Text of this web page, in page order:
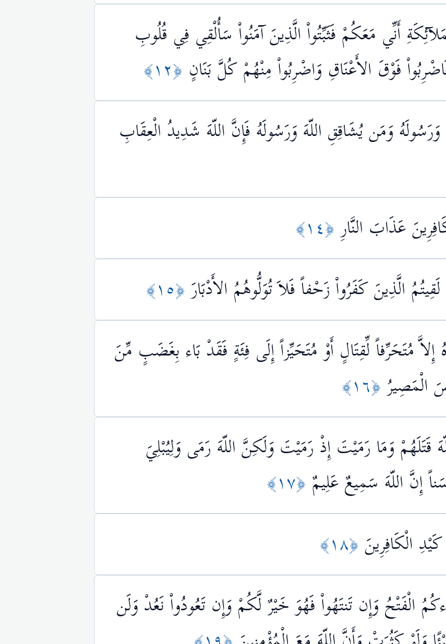
أَنِّي مَعَكُمْ فَثَبِّتُواْ الَّذِينَ آمَنُواْ سَأُلْقِي فِي قُلُوبِ
فَوْقَ الأَعْنَاقِ وَاضْرِبُواْ مِنْهُمْ كُلَّ بَنَانٍ ﴿١٢﴾
وَرَسُولَهُ وَمَن يُشَاقِقِ اللّهَ وَرَسُولَهُ فَإِنَّ اللّهَ شَدِيدُ الْعِقَابِ
عَذَابَ النَّارِ﴿١٤﴾
لَقِيتُمُ الَّذِينَ كَفَرُواْ زَحْفاً فَلاَ تُوَلُّوهُمُ الأَدْبَارَ﴿١٥﴾
إِلاَّ مُتَحَرِّفاً لِّقِتَالٍ أَوْ مُتَحَيِّزاً إِلَى فِئَةٍ فَقَدْ بَاء بِغَضَبٍ مِّنَ
الْمَصِيرُ﴿١٦﴾
قَتَلَهُمْ وَمَا رَمَيْتَ إِذْ رَمَيْتَ وَلَكِنَّ اللّهَ رَمَى وَلِيُبْلِيَ
إِنَّ اللّهَ سَمِيعٌ عَلِيمٌ ﴿١٧﴾
الْكَافِرِينَ ﴿١٨﴾
الْفَتْحُ وَإِن تَنتَهُواْ فَهُوَ خَيْرٌ لَّكُمْ وَإِن تَعُودُواْ نَعُدْ وَلَن